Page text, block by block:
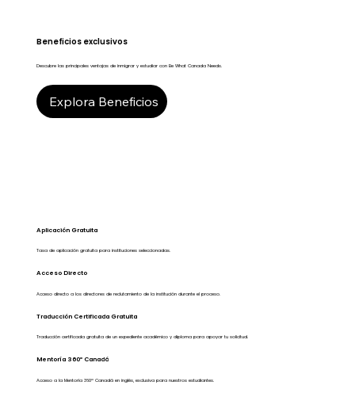
Beneficios exclusivos
Descubre las principales ventajas de inmigrar y estudiar con Be What Canada Needs.
Explora Beneficios
Aplicación Gratuita
Tasa de aplicación gratuita para instituciones seleccionadas.
Acceso Directo
Acceso directo a los directores de reclutamiento de la institución durante el proceso.
Traducción Certificada Gratuita
Traducción certificada gratuita de un expediente académico y diploma para apoyar tu solicitud.
Mentoría 360º Canadá
Acceso a la Mentoría 360º Canadá en inglés, exclusiva para nuestros estudiantes.